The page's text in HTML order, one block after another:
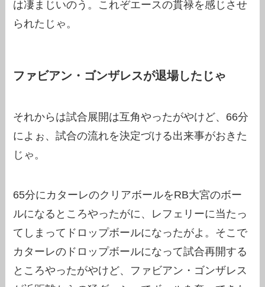
は凄まじいのう。これぞエースの貫禄を感じさせ
られたじゃ。
ファビアン・ゴンザレスが退場したじゃ
それからは試合展開は互角やったがやけど、66分
によぉ、試合の流れを決定づける出来事がおきた
じゃ。
65分にカターレのクリアボールをRB大宮のボー
ルになるところやったがに、レフェリーに当たっ
てしまってドロップボールになったがよ。そこで
カターレのドロップボールになって試合再開する
ところやったがやけど、ファビアン・ゴンザレス